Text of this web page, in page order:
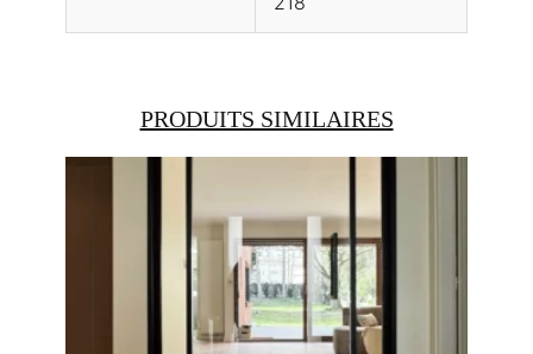
PRODUITS SIMILAIRES